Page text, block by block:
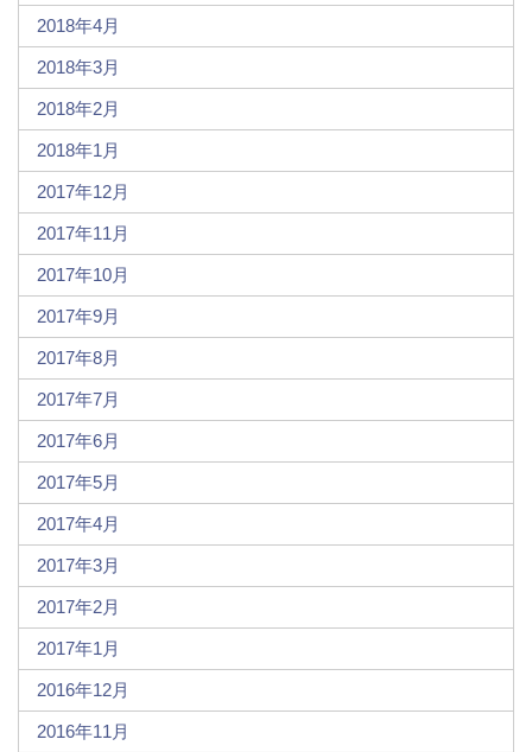
2018年4月
2018年3月
2018年2月
2018年1月
2017年12月
2017年11月
2017年10月
2017年9月
2017年8月
2017年7月
2017年6月
2017年5月
2017年4月
2017年3月
2017年2月
2017年1月
2016年12月
2016年11月